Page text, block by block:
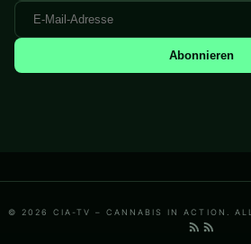
Abonnieren
© 2026 CIA-TV – CANNABIS IN ACTION.